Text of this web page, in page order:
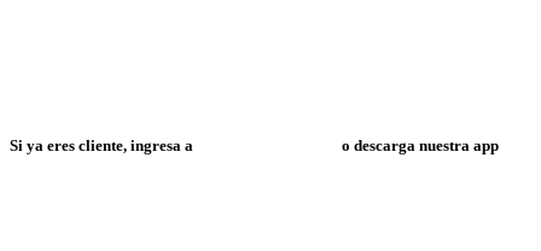
Si ya eres cliente, ingresa a o descarga nuestra app